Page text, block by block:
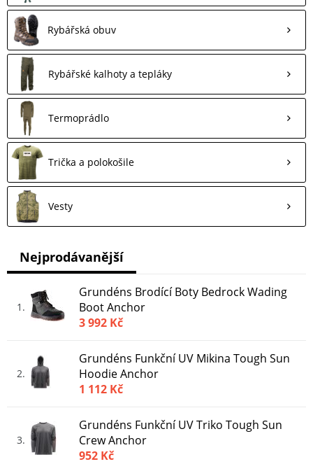
Rybářská obuv
Rybářské kalhoty a tepláky
Termoprádlo
Trička a polokošile
Vesty
1
Grundéns Brodící Boty Bedrock Wading
Boot Anchor
3 992 Kč
2
Grundéns Funkční UV Mikina Tough Sun
Hoodie Anchor
1 112 Kč
3
Grundéns Funkční UV Triko Tough Sun
Crew Anchor
952 Kč
Nejprodávanější